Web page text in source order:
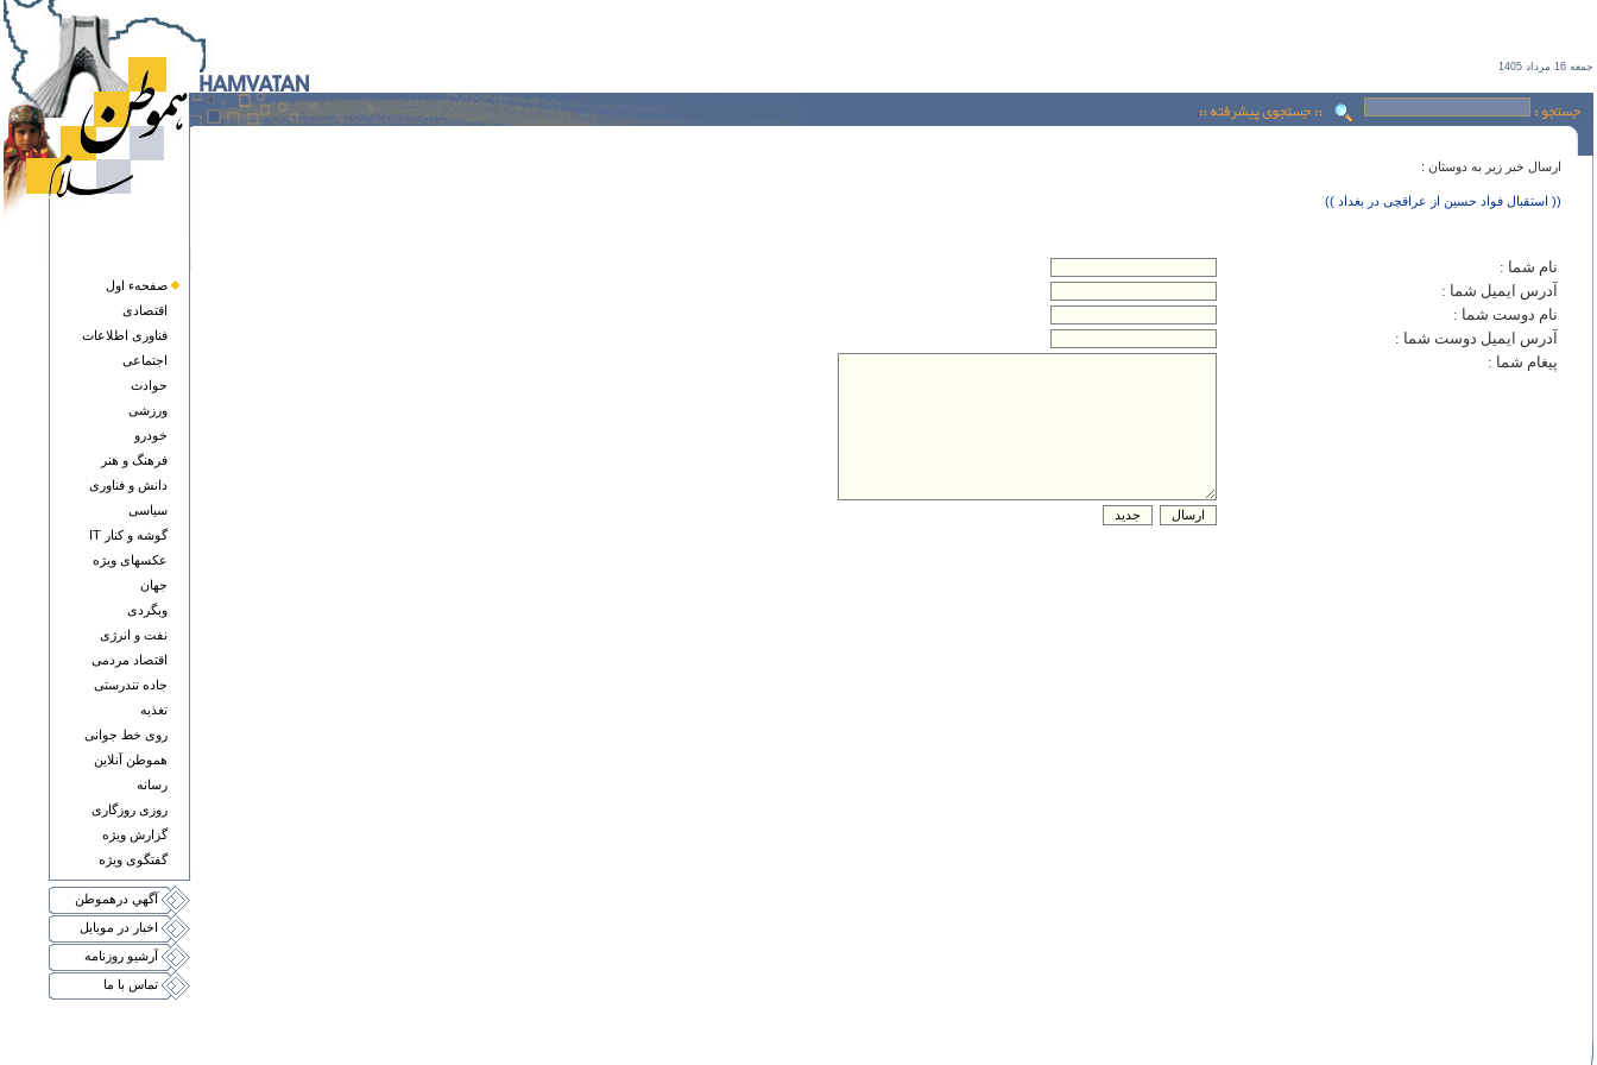
جمعه 16 مرداد 1405
صفحهء اول
اقتصادی
فناوری اطلاعات
اجتماعی
حوادث
ورزشی
خودرو
فرهنگ و هنر
دانش و فناوری
سياسی
گوشه و کنار IT
عکسهای ويژه
جهان
وبگردی
نفت و انرژی
اقتصاد مردمی
جاده تندرستی
تغذيه
روی خط جوانی
هموطن آنلاين
رسانه
روزی روزگاری
گزارش ويژه
گفتگوی ويژه
آگهي درهموطن
اخبار در موبايل
آرشيو روزنامه
تماس با ما
ارسال خبر زير به دوستان :
(( استقبال فواد حسین از عراقچی در بغداد ))
نام شما :
آدرس ايميل شما :
نام دوست شما :
آدرس ايميل دوست شما :
پيغام شما :